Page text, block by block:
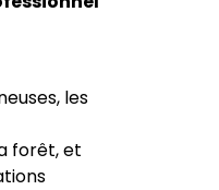
les
forêt, et